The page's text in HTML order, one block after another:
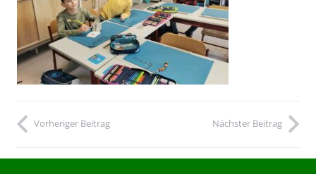
Vorheriger Beitrag Nächster Beitrag